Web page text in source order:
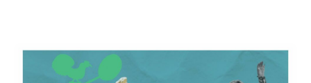
CULTURA